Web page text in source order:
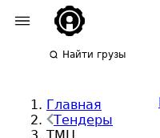
Найти грузы
Главная
Тендеры